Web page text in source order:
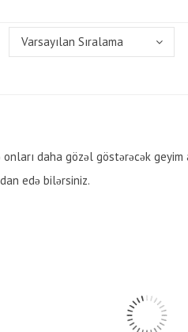
Varsayılan Sıralama
daha gözəl göstərəcək geyim
edə bilərsiniz.